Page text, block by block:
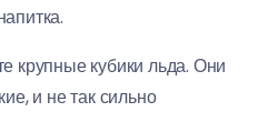
крупные кубики льда. Они
и не так сильно